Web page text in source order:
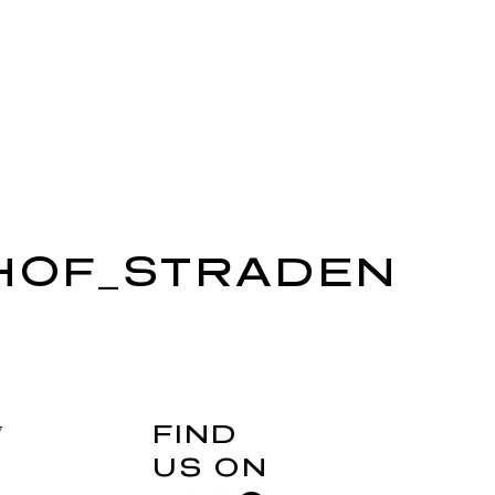
FIND
US ON